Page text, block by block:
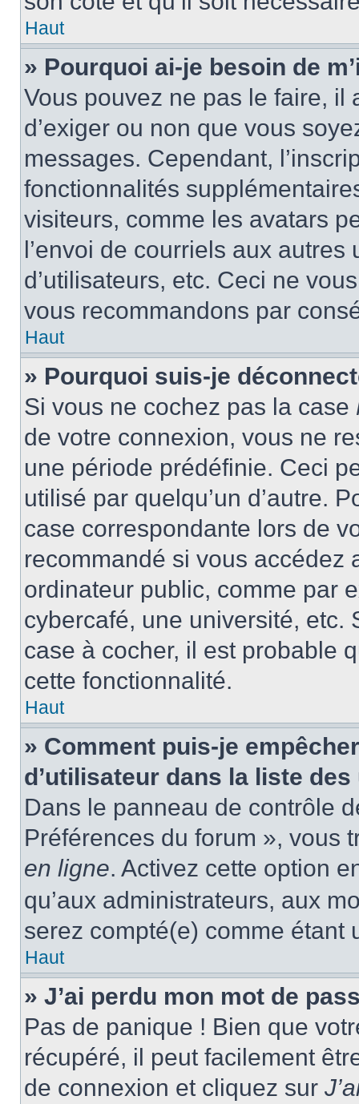
Haut
» Pourquoi ai-je besoin de
Vous pouvez ne pas le faire, il
d’exiger ou non que vous
messages. Cependant,
fonctionnalités
visiteurs, comme les avatars
l’envoi de courriels aux
d’utilisateurs, etc. Ceci ne
vous recommandons par
Haut
» Pourquoi suis-je
Si vous ne cochez pas la case
de votre connexion, vous ne
une période prédéfinie. Ceci
utilisé par quelqu’un d’autre.
case correspondante lors de
recommandé si vous accédez
ordinateur public, comme par
cybercafé, une université, etc.
case à cocher, il est probable
cette fonctionnalité.
Haut
» Comment puis-je
d’utilisateur dans la liste
Dans le panneau de contrôle
Préférences du forum », vous
en ligne. Activez cette option
qu’aux administrateurs, aux
serez compté(e) comme étant
Haut
» J’ai perdu mon mot de
Pas de panique ! Bien que
récupéré, il peut facilement
de connexion et cliquez sur